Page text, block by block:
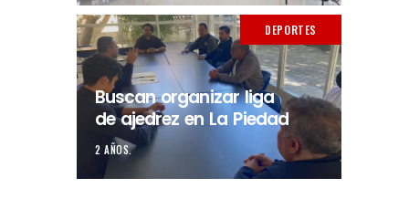
DEPORTES
Buscan organizar liga
de ajedrez en La Piedad
2 AÑOS.